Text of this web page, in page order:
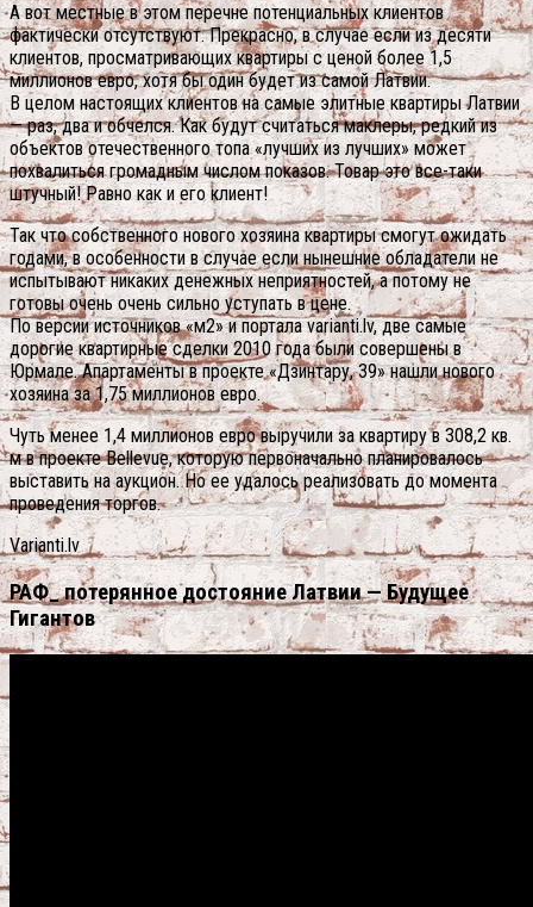
А вот местные в этом перечне потенциальных клиентов
фактически отсутствуют. Прекрасно, в случае если из десяти
клиентов, просматривающих квартиры с ценой более 1,5
миллионов евро, хотя бы один будет из самой Латвии.
В целом настоящих клиентов на самые элитные квартиры Латвии
— раз, два и обчелся. Как будут считаться маклеры, редкий из
объектов отечественного топа «лучших из лучших» может
похвалиться громадным числом показов. Товар это все-таки
штучный! Равно как и его клиент!
Так что собственного нового хозяина квартиры смогут ожидать
годами, в особенности в случае если нынешние обладатели не
испытывают никаких денежных неприятностей, а потому не
готовы очень очень сильно уступать в цене.
По версии источников «м2» и портала varianti.lv, две самые
дорогие квартирные сделки 2010 года были совершены в
Юрмале. Апартаменты в проекте «Дзинтару, 39» нашли нового
хозяина за 1,75 миллионов евро.
Чуть менее 1,4 миллионов евро выручили за квартиру в 308,2 кв.
м в проекте Bellevue, которую первоначально планировалось
выставить на аукцион. Но ее удалось реализовать до момента
проведения торгов.
Varianti.lv
РАФ_ потерянное достояние Латвии — Будущее
Гигантов